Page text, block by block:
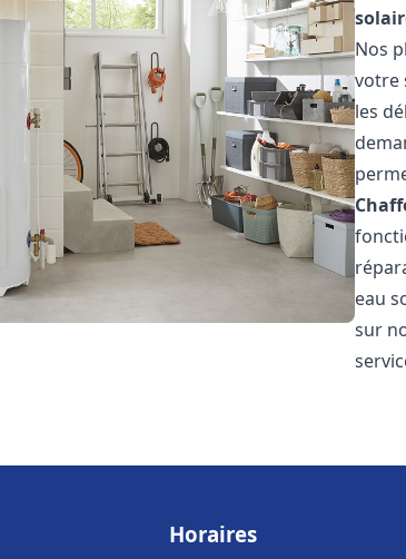
Nos
votre
les
eau
sur
Horaires